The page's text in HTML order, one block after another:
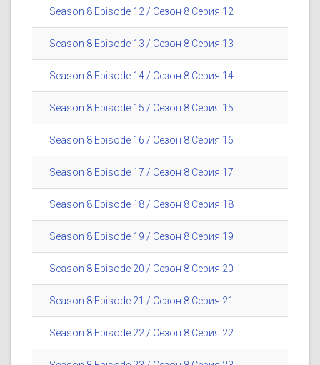
Season 8 Episode 12 / Сезон 8 Серия 12
Season 8 Episode 13 / Сезон 8 Серия 13
Season 8 Episode 14 / Сезон 8 Серия 14
Season 8 Episode 15 / Сезон 8 Серия 15
Season 8 Episode 16 / Сезон 8 Серия 16
Season 8 Episode 17 / Сезон 8 Серия 17
Season 8 Episode 18 / Сезон 8 Серия 18
Season 8 Episode 19 / Сезон 8 Серия 19
Season 8 Episode 20 / Сезон 8 Серия 20
Season 8 Episode 21 / Сезон 8 Серия 21
Season 8 Episode 22 / Сезон 8 Серия 22